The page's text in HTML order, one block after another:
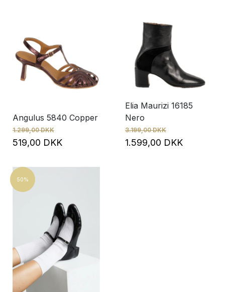
Angulus 5840 Copper
1.299,00 DKK
519,00 DKK
Elia Maurizi 16185
Nero
3.199,00 DKK
1.599,00 DKK
50%